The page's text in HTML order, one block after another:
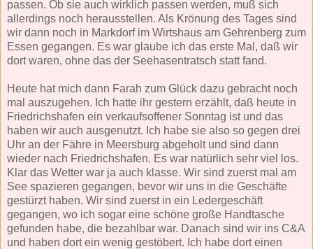
passen. Ob sie auch wirklich passen werden, muß sich
allerdings noch herausstellen. Als Krönung des Tages sind
wir dann noch in Markdorf im Wirtshaus am Gehrenberg zum
Essen gegangen. Es war glaube ich das erste Mal, daß wir
dort waren, ohne das der Seehasentratsch statt fand.
Heute hat mich dann Farah zum Glück dazu gebracht noch
mal auszugehen. Ich hatte ihr gestern erzählt, daß heute in
Friedrichshafen ein verkaufsoffener Sonntag ist und das
haben wir auch ausgenutzt. Ich habe sie also so gegen drei
Uhr an der Fähre in Meersburg abgeholt und sind dann
wieder nach Friedrichshafen. Es war natürlich sehr viel los.
Klar das Wetter war ja auch klasse. Wir sind zuerst mal am
See spazieren gegangen, bevor wir uns in die Geschäfte
gestürzt haben. Wir sind zuerst in ein Ledergeschäft
gegangen, wo ich sogar eine schöne große Handtasche
gefunden habe, die bezahlbar war. Danach sind wir ins C&A
und haben dort ein wenig gestöbert. Ich habe dort einen